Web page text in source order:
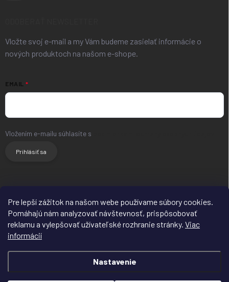
Pre lepší zážitok na našom webe používame súbory cookies.
Pomáhajú nám analyzovať návštevnosť, prispôsobovať
reklamu a vylepšovať užívateľské rozhranie stránky. Viac
informácií
Nastavenie
Vložte svoj e-mail a my Vám budeme zasielať informácie o
nových produktoch na našom e-shope.
EMAIL
Vložením e-mailu súhlasíte s
Prihlásiť sa
HLAVNÝ WEB FACEBOOK INSTAGRAM